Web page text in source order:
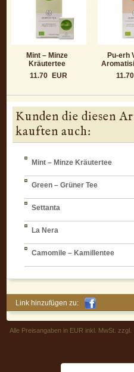
Mint – Minze
Kräutertee
11.70
EUR
Pu-erh
11.70
Kunden die diesen
kauften auch:
Mint – Minze Kräutertee
Green – Grüner Tee
Settanta
La Nera
Camomile – Kamillentee
Link hinzufügen zu:
Alle Preisangaben in EUR inkl. MwSt. zzgl.